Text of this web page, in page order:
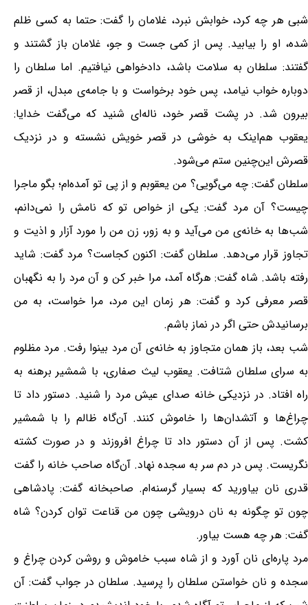
شبی هر چه کرد، خوابش نبرد، غلامان را گفت: حتما به کسی ظلم
شده، او را بیابید. پس از کمی جست و جو، غلامان باز گشتند و
گفتند: سلطان به سلامت باشد، دادخواهی نیافتیم. اما سلطان را
دوباره خواب نیامد، پس خود برخواست و با جامه‌ی مبدل، از قصر
بیرون شد. در پشت قصر خود، ناله‌ای شنید که می‌گفت خدایا:
یعقوب هم‌اینک به خوشی در قصر خویش نشسته و در نزدیک
قصرش این‌چنین ستم می‌شود.
سلطان گفت: چه می‌گویی؟ من یعقوبم و از پی تو آمده‌ام؛ بگو ماجرا
چیست؟ آن مرد گفت: یکی از خواص تو که نامش را نمی‌دانم،
شب‌ها به خانه‌ی من می‌آید و به زور، زن من را مورد آزار و اذیت و
تجاوز قرار می‌دهد. سلطان گفت: اکنون کجاست؟ مرد گفت: شاید
رفته باشد. شاه گفت: هرگاه آمد، مرا خبر کن و آن مرد را به نگهبان
قصر معرفی کرد و گفت: هر زمان این مرد، مرا خواست، به من
برسانیدش حتی اگر در نماز باشم.
شب بعد، باز همان متجاوز به خانه‌ی آن مرد بینوا رفت. مرد مظلوم
به سرای سلطان شتافت. یعقوب لیث صفاری، با شمشیر برهنه به
راه افتاد. در نزدیکی خانه صدای عیش مرد را شنید. دستور داد تا
چراغ‌ها و آتشدان‌ها را خاموش کنند. آن‌گاه ظالم را با شمشیر
کشت. پس از آن دستور داد تا چراغ افروزند و در صورت کشته
نگریست. پس در دم سر به سجده نهاد. آن‌گاه صاحب خانه را گفت
قدری نان بیاورید که بسیار گرسنه‌ام. صاحبخانه گفت: پادشاهی
چون تو چگونه به نان درویشی چون من قناعت توان کردن؟ شاه
گفت: هر چه هست بیاور.
مرد پاره‌ای نان آورد و از شاه سبب خاموش و روشن کردن چراغ و
سجده و نان خواستن سلطان را پرسید. سلطان در جواب گفت: آن